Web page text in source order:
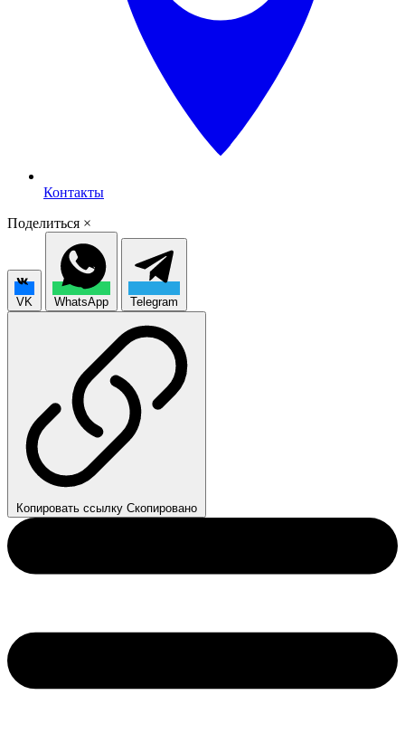
Контакты
Поделиться ×
VK WhatsApp Telegram
Копировать ссылку Скопировано